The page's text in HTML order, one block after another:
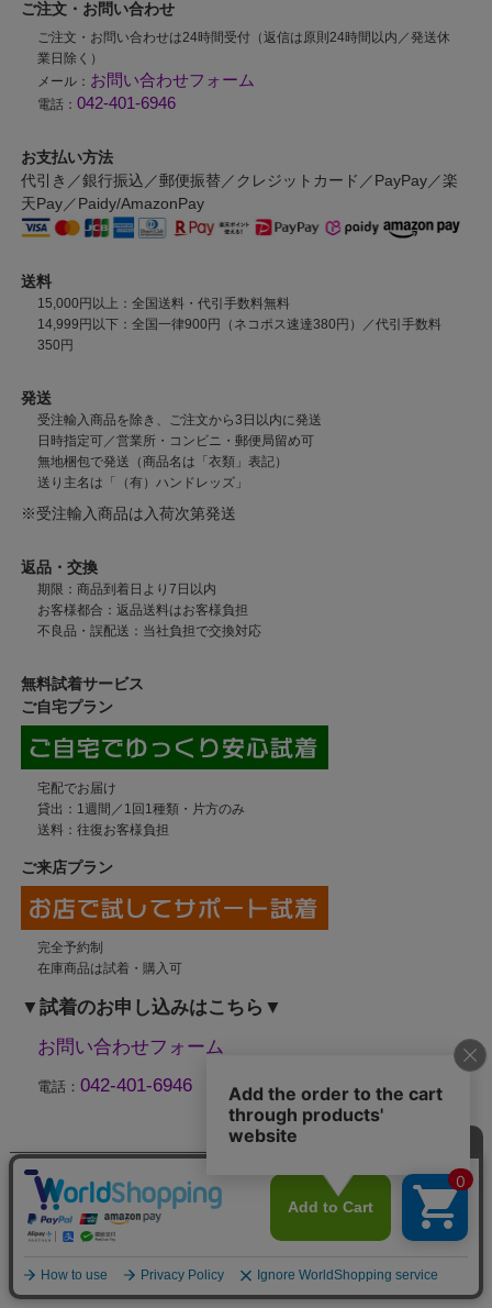
ご注文・お問い合わせ
ご注文・お問い合わせは24時間受付（返信は原則24時間以内／発送休
業日除く）
メール： お問い合わせフォーム
電話： 042-401-6946
お支払い方法
代引き／銀行振込／郵便振替／クレジットカード／PayPay／楽
天Pay／Paidy/AmazonPay
送料
15,000円以上：全国送料・代引手数料無料
14,999円以下：全国一律900円（ネコポス速達380円）／代引手数料
350円
発送
受注輸入商品を除き、ご注文から3日以内に発送
日時指定可／営業所・コンビニ・郵便局留め可
無地梱包で発送（商品名は「衣類」表記）
送り主名は「（有）ハンドレッズ」
※受注輸入商品は入荷次第発送
返品・交換
期限：商品到着日より7日以内
お客様都合：返品送料はお客様負担
不良品・誤配送：当社負担で交換対応
無料試着サービス
ご自宅プラン
宅配でお届け
貸出：1週間／1回1種類・片方のみ
送料：往復お客様負担
ご来店プラン
完全予約制
在庫商品は試着・購入可
▼試着のお申し込みはこちら▼
お問い合わせフォーム
電話： 042-401-6946
ショップ名：ブレストフォームストアジャパン
販売業者：（有）ハンドレッズ
運営責任者：川崎 史朗